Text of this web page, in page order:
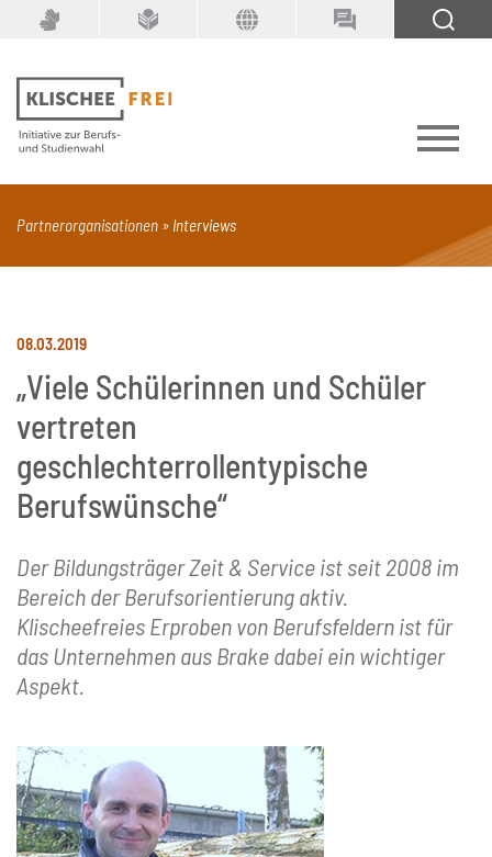
Suchbegriff
PDF Seite mit Video Alle Dokumenttypen
Partnerorganisationen Interviews
08.03.2019
„Viele Schülerinnen und Schüler
vertreten
geschlechterrollentypische
Berufswünsche“
Der Bildungsträger Zeit & Service ist seit 2008 im
Bereich der Berufsorientierung aktiv.
Klischeefreies Erproben von Berufsfeldern ist für
das Unternehmen aus Brake dabei ein wichtiger
Aspekt.